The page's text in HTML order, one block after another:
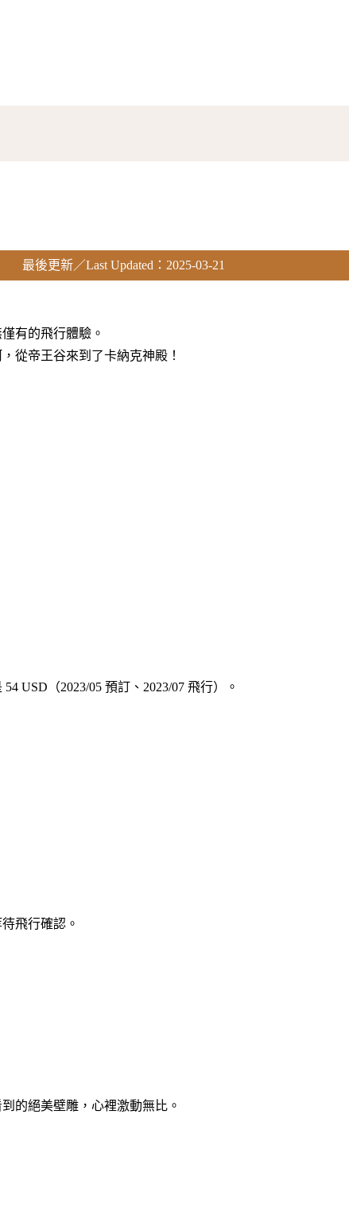
最後更新／Last Updated：2025-03-21
有的飛行體驗。
從帝王谷來到了卡納克神殿！
USD（2023/05 預訂、2023/07 飛行）。
飛行確認。
的絕美壁雕，心裡激動無比。